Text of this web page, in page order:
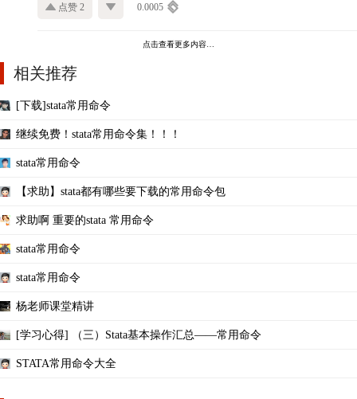
点赞 2 0.0005
点击查看更多内容…
相关推荐
[下载]stata常用命令
继续免费！stata常用命令集！！！
stata常用命令
【求助】stata都有哪些要下载的常用命令包
求助啊 重要的stata 常用命令
stata常用命令
stata常用命令
杨老师课堂精讲
[学习心得] （三）Stata基本操作汇总——常用命令
STATA常用命令大全